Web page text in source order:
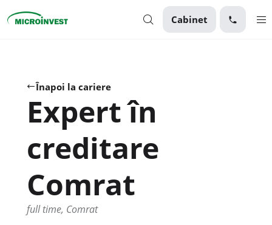
Cabinet
Business
Despre Microinvest
Pentru Clienți
Înapoi la cariere
Expert în
creditare
Comrat
full time, Comrat